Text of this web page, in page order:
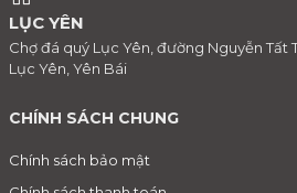
LỤC YÊN
Chợ đá quý Lục Yên, đường Nguyễn Tất
Lục Yên, Yên Bái
CHÍNH SÁCH CHUNG
Chính sách bảo mật